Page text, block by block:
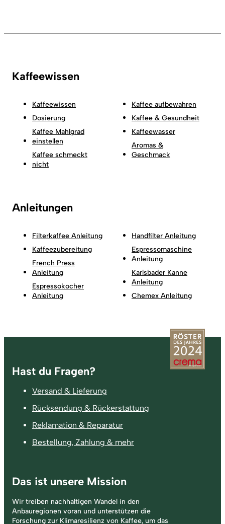
Kaffeewissen
Kaffeewissen
Dosierung
Kaffee Mahlgrad
einstellen
Kaffee schmeckt
nicht
Kaffee aufbewahren
Kaffee & Gesundheit
Kaffeewasser
Aromas &
Geschmack
Anleitungen
Filterkaffee Anleitung
Kaffeezubereitung
French Press
Anleitung
Espressokocher
Anleitung
Handfilter Anleitung
Espressomaschine
Anleitung
Karlsbader Kanne
Anleitung
Chemex Anleitung
Fußzeile
Hast du Fragen?
Versand & Lieferung
Rücksendung & Rückerstattung
Reklamation & Reparatur
Bestellung, Zahlung & mehr
Das ist unsere Mission
Wir treiben nachhaltigen Wandel in den
Anbauregionen voran und unterstützen die
Forschung zur Klimaresilienz von Kaffee, um das